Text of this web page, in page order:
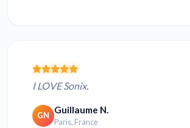
I LOVE Sonix.
GN Guillaume N.
Paris, France